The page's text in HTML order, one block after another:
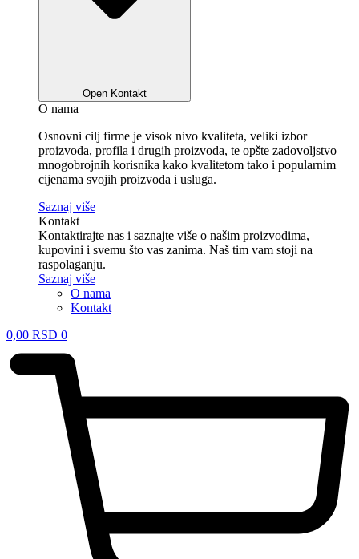
Open Kontakt
O nama
Osnovni cilj firme je visok nivo kvaliteta, veliki izbor
proizvoda, profila i drugih proizvoda, te opšte zadovoljstvo
mnogobrojnih korisnika kako kvalitetom tako i popularnim
cijenama svojih proizvoda i usluga.
Saznaj više
Kontakt
Kontaktirajte nas i saznajte više o našim proizvodima,
kupovini i svemu što vas zanima. Naš tim vam stoji na
raspolaganju.
Saznaj više
O nama
Kontakt
0,00 RSD 0